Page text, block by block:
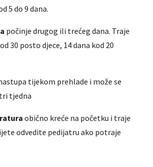
5 do 9 dana.
počinje drugog ili trećeg dana. Traje
30 posto djece, 14 dana kod 20
tijekom prehlade i može se
tjedna
obično kreće na početku i traje
odvedite pedijatru ako potraje